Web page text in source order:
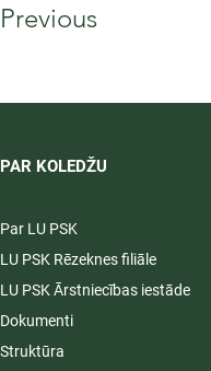
Previous
PAR KOLEDŽU
Par LU PSK
LU PSK Rēzeknes filiāle
LU PSK Ārstniecības iestāde
Dokumenti
Struktūra